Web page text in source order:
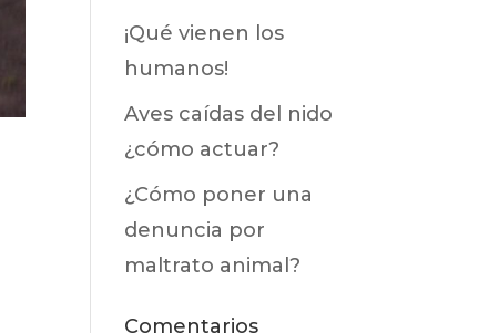
¡Qué vienen los
humanos!
Aves caídas del nido
¿cómo actuar?
¿Cómo poner una
denuncia por
maltrato animal?
Comentarios